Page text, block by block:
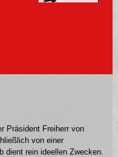
Präsident Freiherr von
von einer
dient rein ideellen Zwecken.